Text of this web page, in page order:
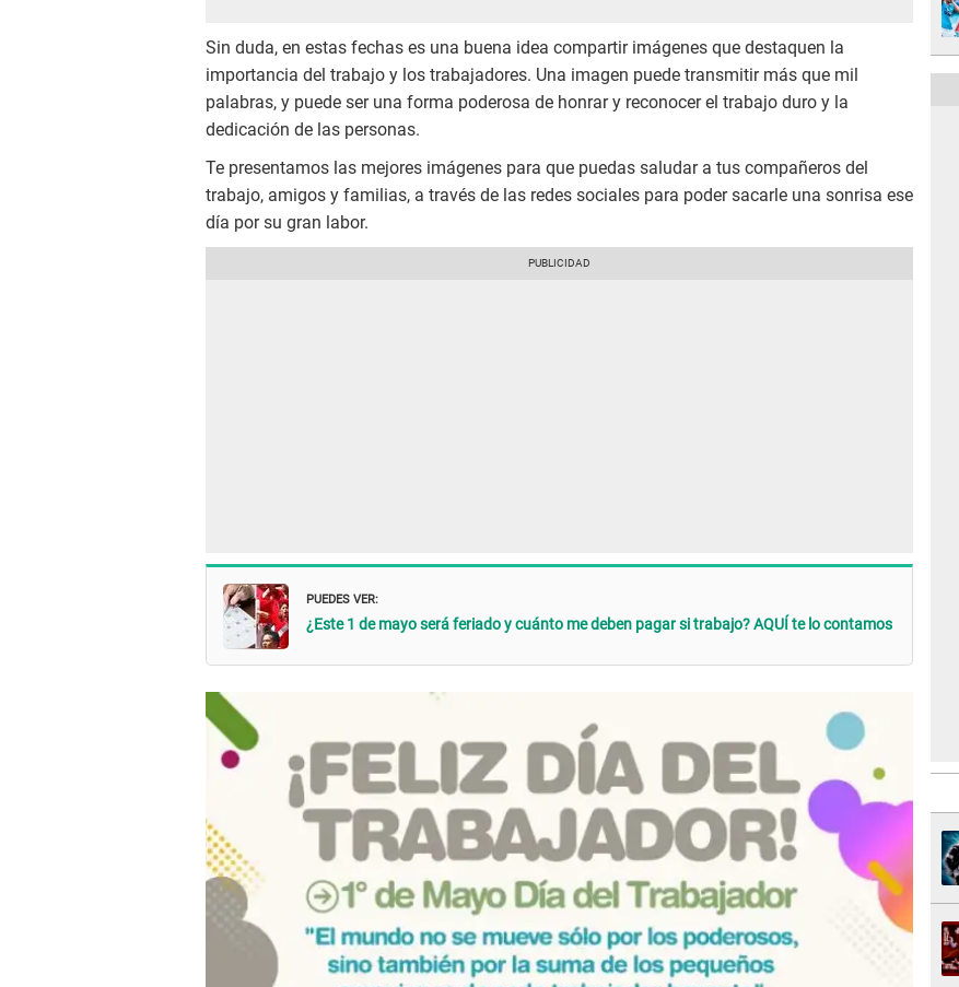
Sin duda, en estas fechas es una buena idea compartir imágenes que destaquen la
importancia del trabajo y los trabajadores. Una imagen puede transmitir más que mil
palabras, y puede ser una forma poderosa de honrar y reconocer el trabajo duro y la
dedicación de las personas.
Te presentamos las mejores imágenes para que puedas saludar a tus compañeros del
trabajo, amigos y familias, a través de las redes sociales para poder sacarle una sonrisa ese
día por su gran labor.
PUEDES VER:
¿Este 1 de mayo será feriado y cuánto me deben pagar si trabajo? AQUÍ te lo contamos